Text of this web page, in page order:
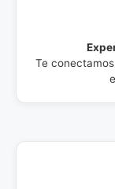
Te